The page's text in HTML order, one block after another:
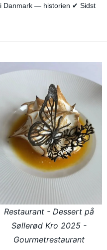
i Danmark — historien ✔ Sidst
Restaurant - Dessert på
Søllerød Kro 2025 -
Gourmetrestaurant